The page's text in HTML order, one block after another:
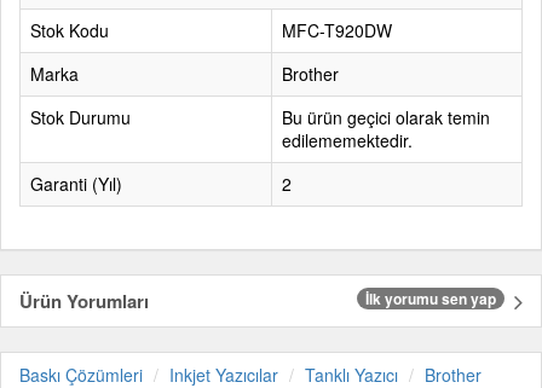
Stok Kodu
MFC-T920DW
Marka
Brother
Stok Durumu
Bu ürün geçici olarak temin
edilememektedir.
Garanti (Yıl)
2
Ürün Yorumları İlk yorumu sen yap
Baskı Çözümleri Inkjet Yazıcılar Tanklı Yazıcı Brother